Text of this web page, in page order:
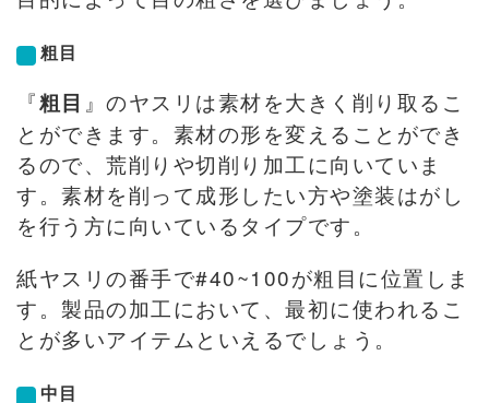
粗目
『粗目 』のヤスリは素材を大きく削り取るこ
とができます。素材の形を変えることができ
るので、荒削りや切削り加工に向いていま
す。素材を削って成形したい方や塗装はがし
を行う方に向いているタイプです。
紙ヤスリの番手で#40~100が粗目に位置しま
す。製品の加工において、最初に使われるこ
とが多いアイテムといえるでしょう。
中目